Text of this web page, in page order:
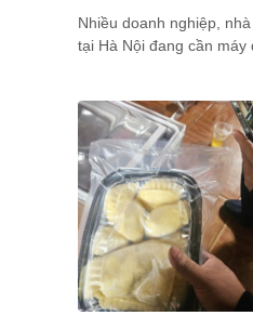
Nhiều doanh nghiệp,
tại Hà Nội đang cần máy
uy tín tại Hà Nội? Tìm
dưới đây!